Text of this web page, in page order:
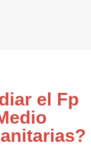
el Fp